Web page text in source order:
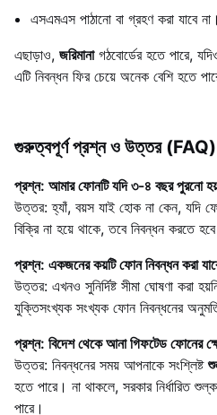
এসএমএস পাঠানো বা গ্রহণ করা যাবে না।
এছাড়াও, জরিমানাগঠবোর্ডের হতে পারে,
এটি নিবন্ধন ফির চেয়ে অনেক বেশি হতে
গুরুত্বপূর্ণ প্রশ্ন ও উত্তর (FAQ)
প্রশ্ন: আমার ফোনটি যদি ৩-৪ বছর পুরনো
উত্তর: হ্যাঁ, বয়স যাই হোক না কেন, যদি
বিক্রি না হয়ে থাকে, তবে নিবন্ধন করতে
প্রশ্ন: একজনের কয়টি ফোন নিবন্ধন করা
উত্তর: এখনও সুনির্দিষ্ট সীমা ঘোষণা করা
যুক্তিসংখ্যক সংখ্যক ফোন নিবন্ধনের
প্রশ্ন: বিদেশ থেকে আনা গিফটেড ফোনের
উত্তর: নিবন্ধনের সময় আপনাকে সংশ্লিষ্ট
হতে পারে। না থাকলে, সরকার নির্ধারিত
পারে।